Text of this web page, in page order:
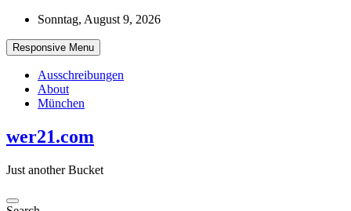
Skip
content
Sonntag, August 9, 2026
Responsive Menu
Ausschreibungen
About
München
wer21.com
Just another Bucket